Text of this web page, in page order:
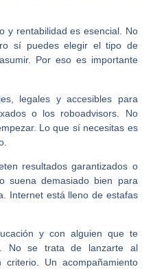
y rentabilidad es esencial. No
sí puedes elegir el tipo de
Por eso es importante
legales y accesibles para
o los roboadvisors. No
Lo que sí necesitas es
resultados garantizados o
suena demasiado bien para
Internet está lleno de estafas
y con alguien que te
No se trata de lanzarte al
Un acompañamiento